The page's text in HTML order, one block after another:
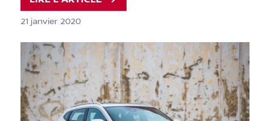
21 janvier 2020